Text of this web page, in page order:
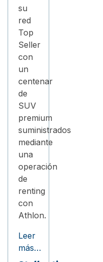
su
red
Top
Seller
con
un
centenar
de
SUV
premium
suministrados
mediante
una
operación
de
renting
con
Athlon.
Leer
más…